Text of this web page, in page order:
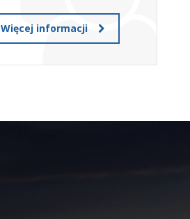
Więcej informacji